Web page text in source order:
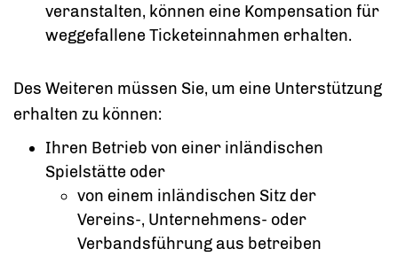
veranstalten, können eine Kompensation für
weggefallene Ticketeinnahmen erhalten.
Des Weiteren müssen Sie, um eine Unterstützung
erhalten zu können:
Ihren Betrieb von einer inländischen
Spielstätte oder
von einem inländischen Sitz der
Vereins-, Unternehmens- oder
Verbandsführung aus betreiben